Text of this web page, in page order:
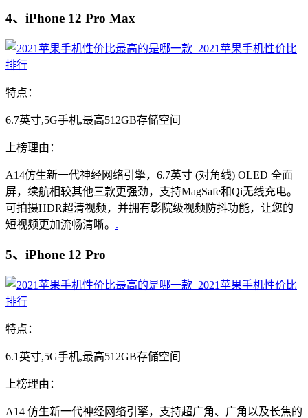
4、iPhone 12 Pro Max
特点：
6.7英寸,5G手机,最高512GB存储空间
上榜理由：
A14仿生新一代神经网络引擎，6.7英寸 (对角线) OLED 全面
屏，续航相较其他三款更强劲，支持MagSafe和Qi无线充电。
可拍摄HDR超清视频，并拥有影院级视频防抖功能，让您的
短视频更加流畅清晰。 .
5、iPhone 12 Pro
特点：
6.1英寸,5G手机,最高512GB存储空间
上榜理由：
A14 仿生新一代神经网络引擎，支持超广角、广角以及长焦的